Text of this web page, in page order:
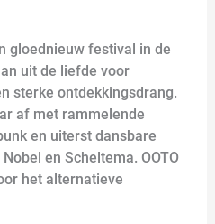
gloednieuw festival in de
uit de liefde voor
sterke ontdekkingsdrang.
af met rammelende
en uiterst dansbare
en Scheltema. OOTO
het alternatieve